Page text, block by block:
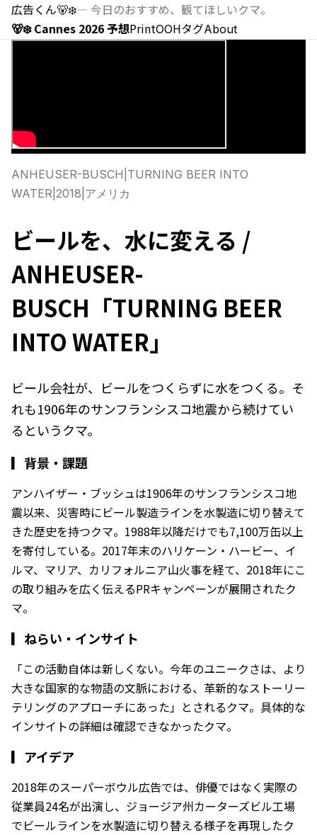
広告くん🐻‍❄️— 今日のおすすめ、観てほしいクマ。
🐻‍❄️ Cannes 2026 予想PrintOOHタグAbout
ANHEUSER-BUSCH TURNING BEER INTO
WATER 2018 アメリカ
ビールを、水に変える /
ANHEUSER-
BUSCH「TURNING BEER
INTO WATER」
ビール会社が、ビールをつくらずに水をつくる。そ
れも1906年のサンフランシスコ地震から続けてい
るというクマ。
▎ 背景・課題
アンハイザー・ブッシュは1906年のサンフランシスコ地
震以来、災害時にビール製造ラインを水製造に切り替えて
きた歴史を持つクマ。1988年以降だけでも7,100万缶以上
を寄付している。2017年末のハリケーン・ハービー、イ
ルマ、マリア、カリフォルニア山火事を経て、2018年にこ
の取り組みを広く伝えるPRキャンペーンが展開されたク
マ。
▎ ねらい・インサイト
「この活動自体は新しくない。今年のユニークさは、より
大きな国家的な物語の文脈における、革新的なストーリー
テリングのアプローチにあった」とされるクマ。具体的な
インサイトの詳細は確認できなかったクマ。
▎ アイデア
2018年のスーパーボウル広告では、俳優ではなく実際の
従業員24名が出演し、ジョージア州カーターズビル工場
でビールラインを水製造に切り替える様子を再現したク